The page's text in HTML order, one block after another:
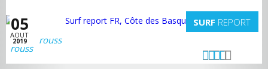
05
AOUT
2019
SURF REPORT
rouss